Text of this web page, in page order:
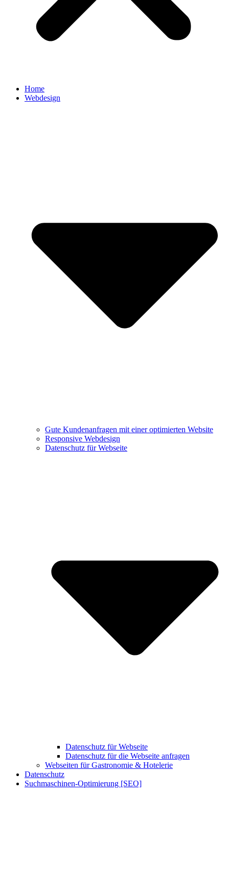
Home
Webdesign
Gute Kundenanfragen mit einer optimierten Website
Responsive Webdesign
Datenschutz für Webseite
Datenschutz für Webseite
Datenschutz für die Webseite anfragen
Webseiten für Gastronomie & Hotelerie
Datenschutz
Suchmaschinen-Optimierung [SEO]